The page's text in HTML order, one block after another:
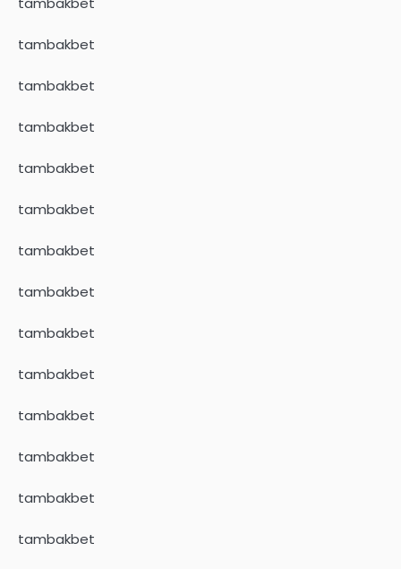
tambakbet
tambakbet
tambakbet
tambakbet
tambakbet
tambakbet
tambakbet
tambakbet
tambakbet
tambakbet
tambakbet
tambakbet
tambakbet